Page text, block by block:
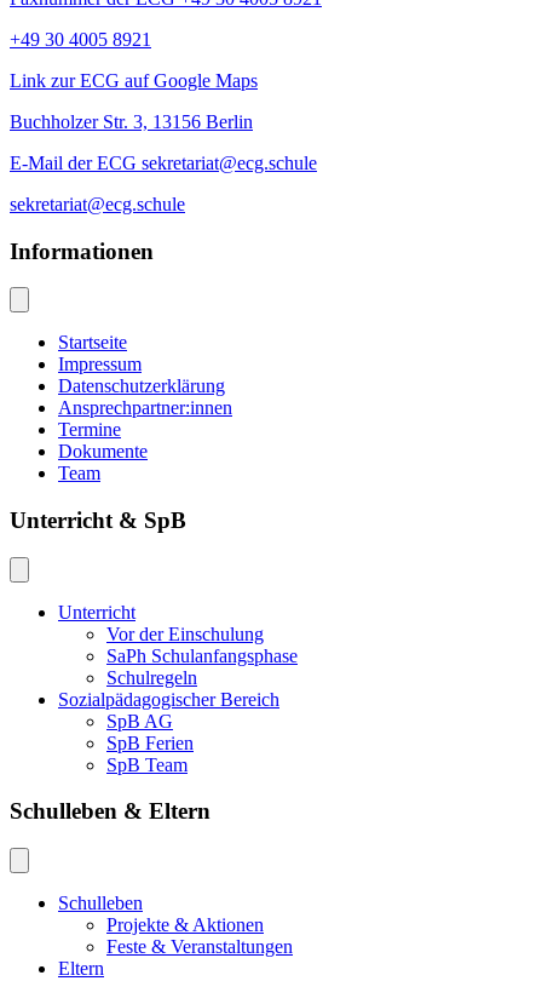
+49 30 4005 8921
Link zur ECG auf Google Maps
Buchholzer Str. 3, 13156 Berlin
E-Mail der ECG sekretariat@ecg.schule
sekretariat@ecg.schule
Informationen
Startseite
Impressum
Datenschutzerklärung
Ansprechpartner:innen
Termine
Dokumente
Team
Unterricht & SpB
Unterricht
Vor der Einschulung
SaPh Schulanfangsphase
Schulregeln
Sozialpädagogischer Bereich
SpB AG
SpB Ferien
SpB Team
Schulleben & Eltern
Schulleben
Projekte & Aktionen
Feste & Veranstaltungen
Eltern